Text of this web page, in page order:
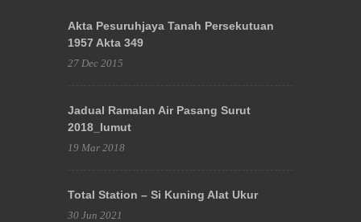
Akta Pesuruhjaya Tanah Persekutuan
1957 Akta 349
27 Dec 2015
Jadual Ramalan Air Pasang Surut
2018_lumut
19 Mar 2018
Total Station – Si Kuning Alat Ukur
30 Jun 2021